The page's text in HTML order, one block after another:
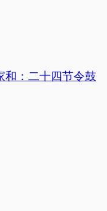
和：二十四节令鼓